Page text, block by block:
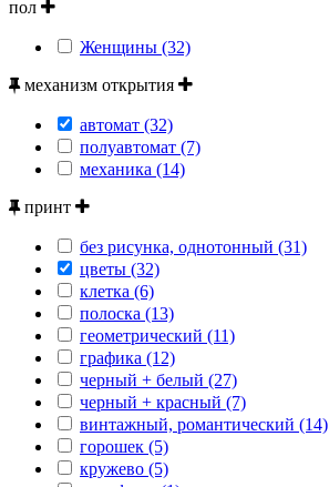
пол
Женщины (32)
механизм открытия
автомат (32)
полуавтомат (7)
механика (14)
принт
без рисунка, однотонный (31)
цветы (32)
клетка (6)
полоска (13)
геометрический (11)
графика (12)
черный + белый (27)
черный + красный (7)
винтажный, романтический (14)
горошек (5)
кружево (5)